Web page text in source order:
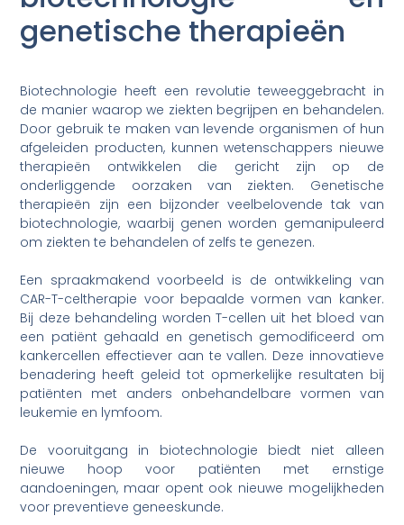
genetische therapieën
Biotechnologie heeft een revolutie teweeggebracht in
de manier waarop we ziekten begrijpen en behandelen.
Door gebruik te maken van levende organismen of hun
afgeleiden producten, kunnen wetenschappers nieuwe
therapieën ontwikkelen die gericht zijn op de
onderliggende oorzaken van ziekten. Genetische
therapieën zijn een bijzonder veelbelovende tak van
biotechnologie, waarbij genen worden gemanipuleerd
om ziekten te behandelen of zelfs te genezen.
Een spraakmakend voorbeeld is de ontwikkeling van
CAR-T-celtherapie voor bepaalde vormen van kanker.
Bij deze behandeling worden T-cellen uit het bloed van
een patiënt gehaald en genetisch gemodificeerd om
kankercellen effectiever aan te vallen. Deze innovatieve
benadering heeft geleid tot opmerkelijke resultaten bij
patiënten met anders onbehandelbare vormen van
leukemie en lymfoom.
De vooruitgang in biotechnologie biedt niet alleen
nieuwe hoop voor patiënten met ernstige
aandoeningen, maar opent ook nieuwe mogelijkheden
voor preventieve geneeskunde.